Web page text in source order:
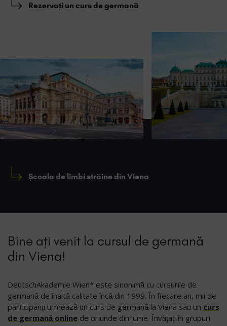
Rezervați un curs de germană
Școala de limbi străine din Viena
Bine ați venit la cursul de germană
din Viena!
DeutschAkademie Wien* este sinonimă cu cursurile de
germană de înaltă calitate încă din 1999. În fiecare an, mii de
participanți urmează un curs de germană la Viena sau un curs
de germană online de oriunde din lume. Învățați în grupuri